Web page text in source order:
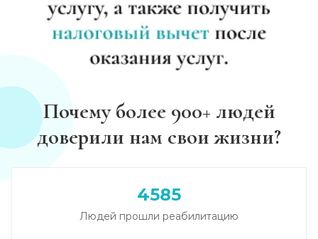
Почему более 900+ людей
доверили нам свои жизни?
4585
Людей прошли реабилитацию